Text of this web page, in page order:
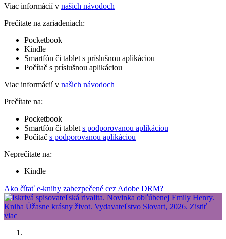
Viac informácií v našich návodoch
Prečítate na zariadeniach:
Pocketbook
Kindle
Smartfón či tablet s príslušnou aplikáciou
Počítač s príslušnou aplikáciou
Viac informácií v našich návodoch
Prečítate na:
Pocketbook
Smartfón či tablet s podporovanou aplikáciou
Počítač s podporovanou aplikáciou
Neprečítate na:
Kindle
Ako čítať e-knihy zabezpečené cez Adobe DRM?